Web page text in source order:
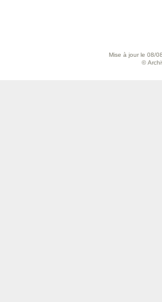
Mise à jour le 08/
©